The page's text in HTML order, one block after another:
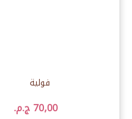
فولية
70٫00 ج.م.‏